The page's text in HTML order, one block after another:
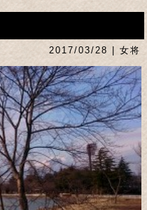
2017/03/28 | 女将